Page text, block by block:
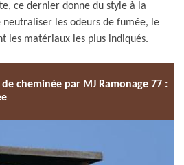
ce dernier donne du style à la
neutraliser les odeurs de fumée, le
les matériaux les plus indiqués.
cheminée par MJ Ramonage 77 :